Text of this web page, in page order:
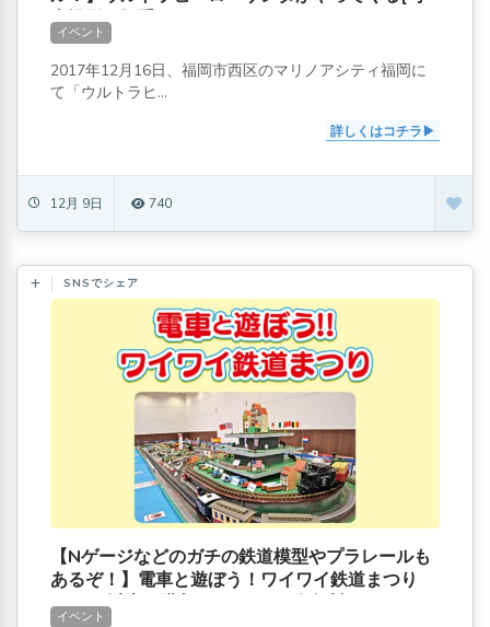
真撮影＆握手OK]
イベント
2017年12月16日、福岡市西区のマリノアシティ福岡に
て「ウルトラヒ...
詳しくはコチラ
12月 9日 740
SNSでシェア
【Nゲージなどのガチの鉄道模型やプラレールも
あるぞ！】電車と遊ぼう！ワイワイ鉄道まつり
[500円以上の購入レシートで2名無料]
イベント